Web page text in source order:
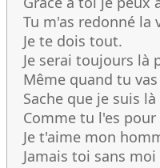
Tu m'as redonné la
Je te dois tout.
Je serai toujours là
Même quand tu
Sache que je suis
Comme tu l'es
Je t'aime mon
Jamais toi sans moi